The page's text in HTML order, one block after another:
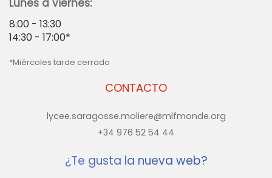
CONTACTO
lycee.saragosse.moliere@mlfmonde.org
+34 976 52 54 44
Lunes a viernes:
8:00 - 13:30
14:30 - 17:00*
*Miércoles tarde cerrado
¿Te gusta la nueva web?